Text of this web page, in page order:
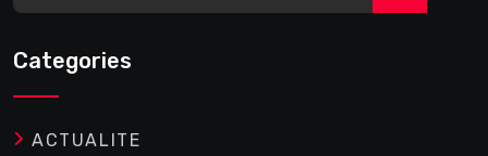
Categories
ACTUALITE